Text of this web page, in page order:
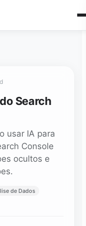
Search
usar IA para
Console
ocultos e
de Dados